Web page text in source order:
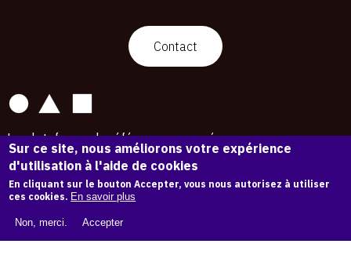
Contact
La plateforme de référence pour créer,
conserver et promouvoir l'Histoire de l'Art.
Des catalogues raisonnés aux archives
d'expositions.
43 254 œuvres d'art — 7 587 expositions
Copyright © OAM 2026. Tous droits réservés.
Sur ce site, nous améliorons votre expérience
d'utilisation à l'aide de cookies
En cliquant sur le bouton Accepter, vous nous autorisez à utiliser
ces cookies. En savoir plus
Non, merci. Accepter